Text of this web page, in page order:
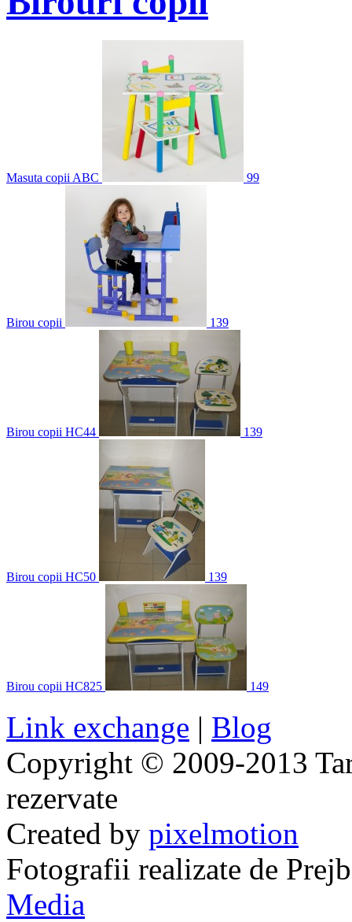
Masuta copii ABC 99
Birou copii 139
Birou copii HC44 139
Birou copii HC50 139
Birou copii HC825 149
Link exchange | Blog
Copyright © 2009-2013
rezervate
Created by pixelmotion
Fotografii realizate de
Media